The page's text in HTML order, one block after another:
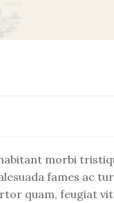
morbi
fames ac
quam, feugiat